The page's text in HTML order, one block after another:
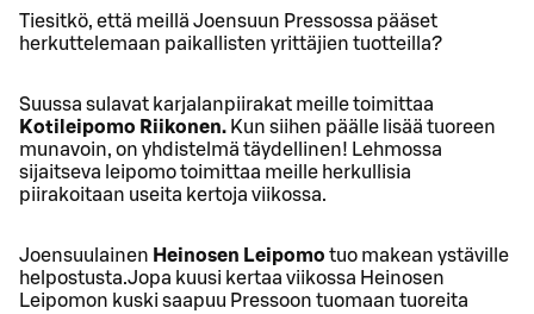
Tiesitkö, että meillä Joensuun Pressossa pääset
herkuttelemaan paikallisten yrittäjien tuotteilla?
Suussa sulavat karjalanpiirakat meille toimittaa
Kotileipomo Riikonen. Kun siihen päälle lisää tuoreen
munavoin, on yhdistelmä täydellinen! Lehmossa
sijaitseva leipomo toimittaa meille herkullisia
piirakoitaan useita kertoja viikossa.
Joensuulainen Heinosen Leipomo tuo makean ystäville
helpostusta.Jopa kuusi kertaa viikossa Heinosen
Leipomon kuski saapuu Pressoon tuomaan tuoreita